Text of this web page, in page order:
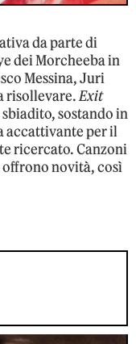
da parte di
dei Morcheeba in
Messina, Juri
risollevare.Exit
sostando in
accattivante per il
ricercato. Canzoni
novità, così